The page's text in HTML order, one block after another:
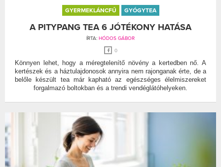
GYERMEKLÁNCFŰ GYÓGYTEA
A PITYPANG TEA 6 JÓTÉKONY HATÁSA
ÍRTA: HÓDOS GÁBOR
0
Könnyen lehet, hogy a méregtelenítő növény a kertedben nő. A
kertészek és a háztulajdonosok annyira nem rajonganak érte, de a
belőle készült tea már kapható az egészséges élelmiszereket
forgalmazó boltokban és a trendi vendéglátóhelyeken.